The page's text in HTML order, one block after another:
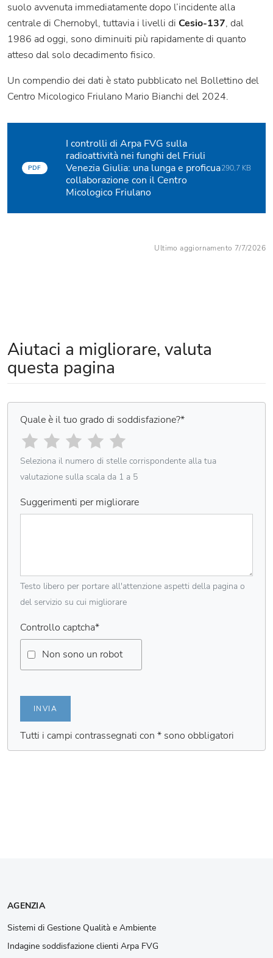
suolo avvenuta immediatamente dopo l’incidente alla
centrale di Chernobyl, tuttavia i livelli di Cesio-137, dal
1986 ad oggi, sono diminuiti più rapidamente di quanto
atteso dal solo decadimento fisico.
Un compendio dei dati è stato pubblicato nel Bollettino del
Centro Micologico Friulano Mario Bianchi del 2024.
PDF
I controlli di Arpa FVG sulla
radioattività nei funghi del Friuli
Venezia Giulia: una lunga e proficua
collaborazione con il Centro
Micologico Friulano
290,7 KB
Ultimo aggiornamento 7/7/2026
Aiutaci a migliorare, valuta
questa pagina
Quale è il tuo grado di soddisfazione?*
Seleziona il numero di stelle corrispondente alla tua
valutazione sulla scala da 1 a 5
Suggerimenti per migliorare
Testo libero per portare all'attenzione aspetti della pagina o
del servizio su cui migliorare
Controllo captcha*
Non sono un robot
INVIA
Tutti i campi contrassegnati con * sono obbligatori
AGENZIA
Sistemi di Gestione Qualità e Ambiente
Indagine soddisfazione clienti Arpa FVG